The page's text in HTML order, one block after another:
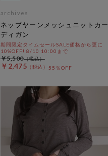
archives
ネップヤーンメッシュニットカー
ディガン
期間限定タイムセールSALE価格から更に
10%OFF! 8/10 10:00まで
￥2,475 55％OFF
￥5,500